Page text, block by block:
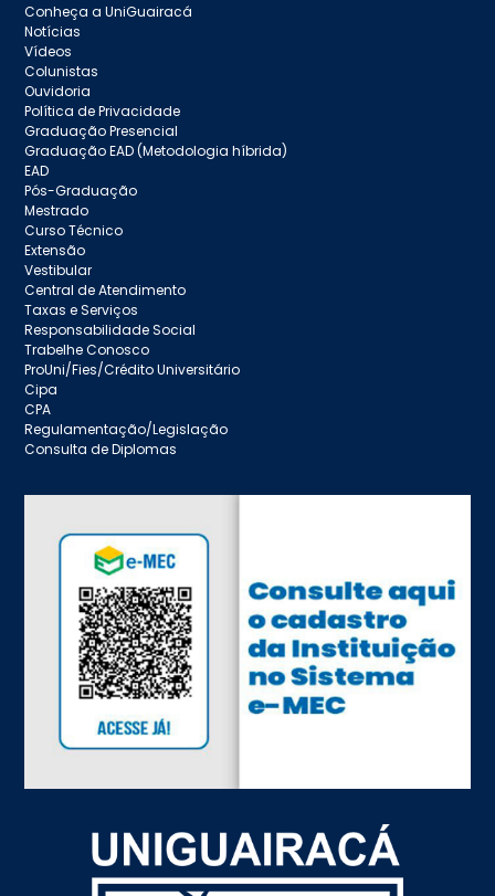
Conheça a UniGuairacá
Notícias
Vídeos
Colunistas
Ouvidoria
Política de Privacidade
Graduação Presencial
Graduação EAD (Metodologia híbrida)
EAD
Pós-Graduação
Mestrado
Curso Técnico
Extensão
Vestibular
Central de Atendimento
Taxas e Serviços
Responsabilidade Social
Trabelhe Conosco
ProUni/Fies/Crédito Universitário
Cipa
CPA
Regulamentação/Legislação
Consulta de Diplomas